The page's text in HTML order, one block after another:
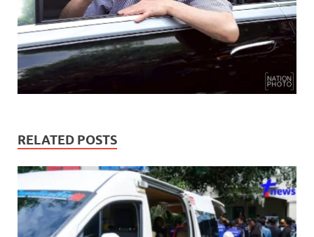
RELATED POSTS